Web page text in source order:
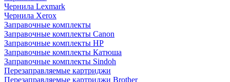
Чернила Lexmark
Чернила Xerox
Заправочные комплекты
Заправочные комплекты Canon
Заправочные комплекты HP
Заправочные комплекты Катюша
Заправочные комплекты Sindoh
Перезаправляемые картриджи
Перезаправляемые картриджи Brother